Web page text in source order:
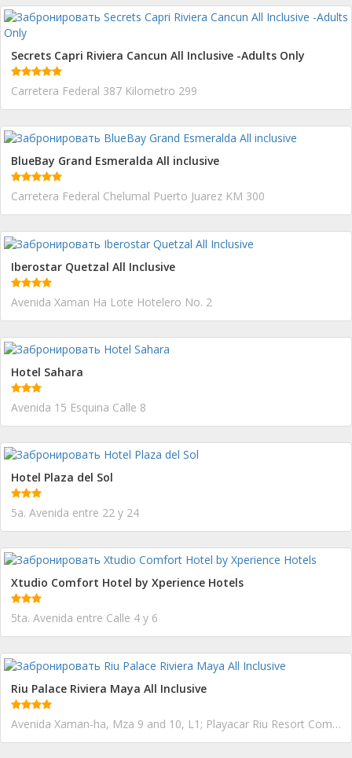
Secrets Capri Riviera Cancun All Inclusive -Adults Only
Carretera Federal 387 Kilometro 299
BlueBay Grand Esmeralda All inclusive
Carretera Federal Chelumal Puerto Juarez KM 300
Iberostar Quetzal All Inclusive
Avenida Xaman Ha Lote Hotelero No. 2
Hotel Sahara
Avenida 15 Esquina Calle 8
Hotel Plaza del Sol
5a. Avenida entre 22 y 24
Xtudio Comfort Hotel by Xperience Hotels
5ta. Avenida entre Calle 4 y 6
Riu Palace Riviera Maya All Inclusive
Avenida Xaman-ha, Mza 9 and 10, L1; Playacar Riu Resort Complex